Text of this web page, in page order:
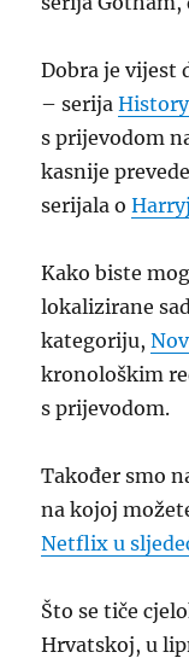
Dobra je vijest
– serijaHistory
s prijevodom
kasnije
serijala o
Kako biste
lokalizirane
kategoriju,
kronološkim
s prijevodom.
Također smo
na kojoj
Netflix u
Što se tiče
Hrvatskoj, u